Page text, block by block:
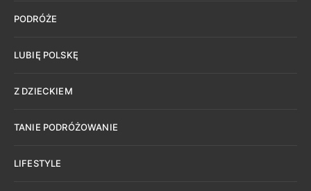
PODRÓŻE
LUBIĘ POLSKĘ
Z DZIECKIEM
TANIE PODRÓŻOWANIE
LIFESTYLE